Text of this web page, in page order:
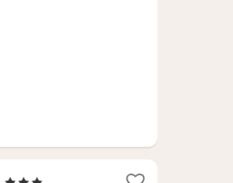
, 3 Sterne